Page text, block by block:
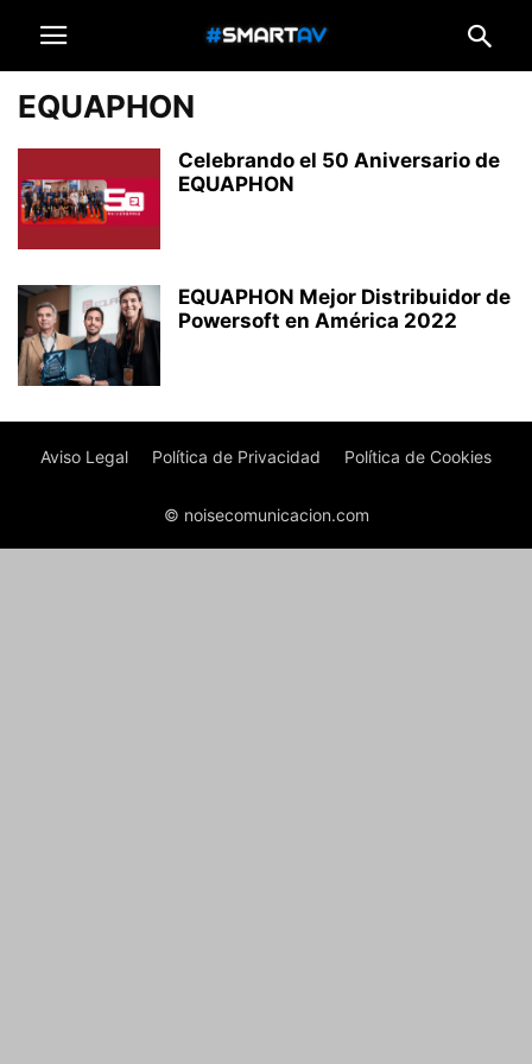
EQUAPHON
Celebrando el 50 Aniversario de
EQUAPHON
EQUAPHON Mejor Distribuidor de
Powersoft en América 2022
Aviso Legal Política de Privacidad Política de Cookies
© noisecomunicacion.com